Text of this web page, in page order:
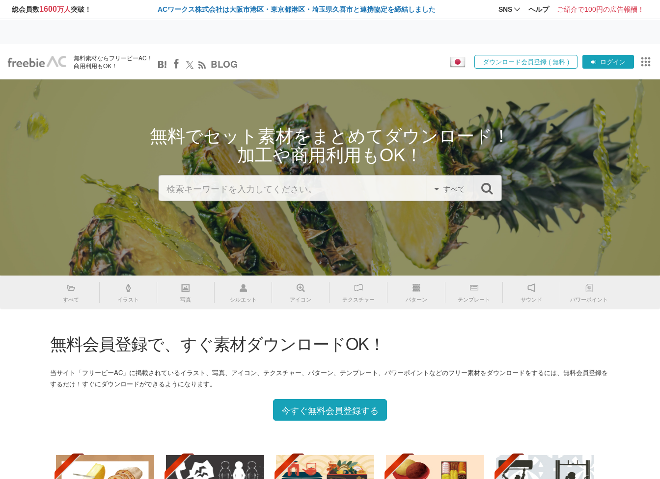
総会員数1600万人突破！ ACワークス株式会社は大阪市港区・東京都港区・埼玉県久喜市と連携協定を締結しました SNS ヘルプ ご紹介で100円の広告報酬！
無料素材ならフリービーAC！
商用利用もOK！
BLOG ダウンロード会員登録 ( 無料 ) ログイン
無料でセット素材をまとめてダウンロード！
加工や商用利用もOK！
すべて
すべて イラスト 写真 シルエット アイコン テクスチャー パターン テンプレート サウンド パワーポイント
無料会員登録で、すぐ素材ダウンロードOK！
当サイト「フリービーAC」に掲載されているイラスト、写真、アイコン、テクスチャー、パターン、テンプレート、パワーポイントなどのフリー素材をダウンロードをするには、無料会員登録を
するだけ！すぐにダウンロードができるようになります。
今すぐ無料会員登録する